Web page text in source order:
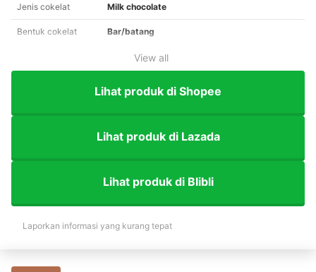
Jenis cokelat Milk chocolate
Bentuk cokelat Bar/batang
View all
Lihat produk di Shopee
Lihat produk di Lazada
Lihat produk di Blibli
Laporkan informasi yang kurang tepat